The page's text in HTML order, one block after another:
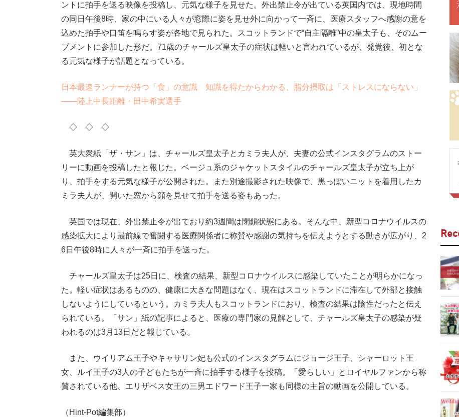
ントに拍手を送る映像を投稿し、元気な様子を見せた。外出禁止令が出ている英国内では、現地時間
の同日午後8時、家の中にいる人々が窓際に姿を見せ外に向かって一斉に、医療スタッフへ感謝の意を
込めた拍手や口笛を鳴らす姿が各地で見られた。スコットランドで“自主隔離”中の皇太子も、そのムー
ブメントに参加した形だ。71歳のチャールズ皇太子の症状は軽いと言われているが、発覚後、初とな
る元気な様子が話題となっている。
日本最速ランナーが持つ「食」の意識 知識を得たからわかる、脂分摂取は「ストレスにならない」
――陸上中長距離・田中希実選手
◇ ◇ ◇
英大衆紙「ザ・サン」は、チャールズ皇太子とカミラ夫人が、夫妻の公式インスタグラムのストー
リーに動画を投稿したと報じた。ベージュ系のジャケットスタイルのチャールズ皇太子が立ち上が
り、拍手をする元気な様子が公開された。また別途撮影された映像で、黒っぽいニットを着用したカ
ミラ夫人が、開いた窓から顔を見せて拍手を送る姿もあった。
英国では現在、外出禁止令が出ており約3週間は閉鎖状態にある。そんな中、新型コロナウイルスの
感染拡大により最前線で奮闘する医療関係者に称賛や感謝の気持ちを伝えようとする動きが広がり、2
6日午後8時に人々が一斉に拍手を送った。
チャールズ皇太子は25日に、検査の結果、新型コロナウイルスに感染していたことが明らかになっ
た。軽い症状はあるものの、健康に大きな問題はなく、現在はスコットランドに滞在して外部と接触
しないようにしているという。カミラ夫人もスコットランドにおり、検査の結果は陰性だったと伝え
られている。「サン」紙の記事によると、医療の専門家の見解として、チャールズ皇太子の感染が疑
われるのは3月13日だと報じている。
また、ウイリアム王子やキャサリン妃も公式のインスタグラムにジョージ王子、シャーロット王
女、ルイ王子の3人の子どもたちが一斉に拍手する様子を投稿。「愛らしい」とロイヤルファンから称
賛されている他、エリザベス女王の三男エドワード王子一家も同様の主旨の動画を公開している。
（Hint-Pot編集部）